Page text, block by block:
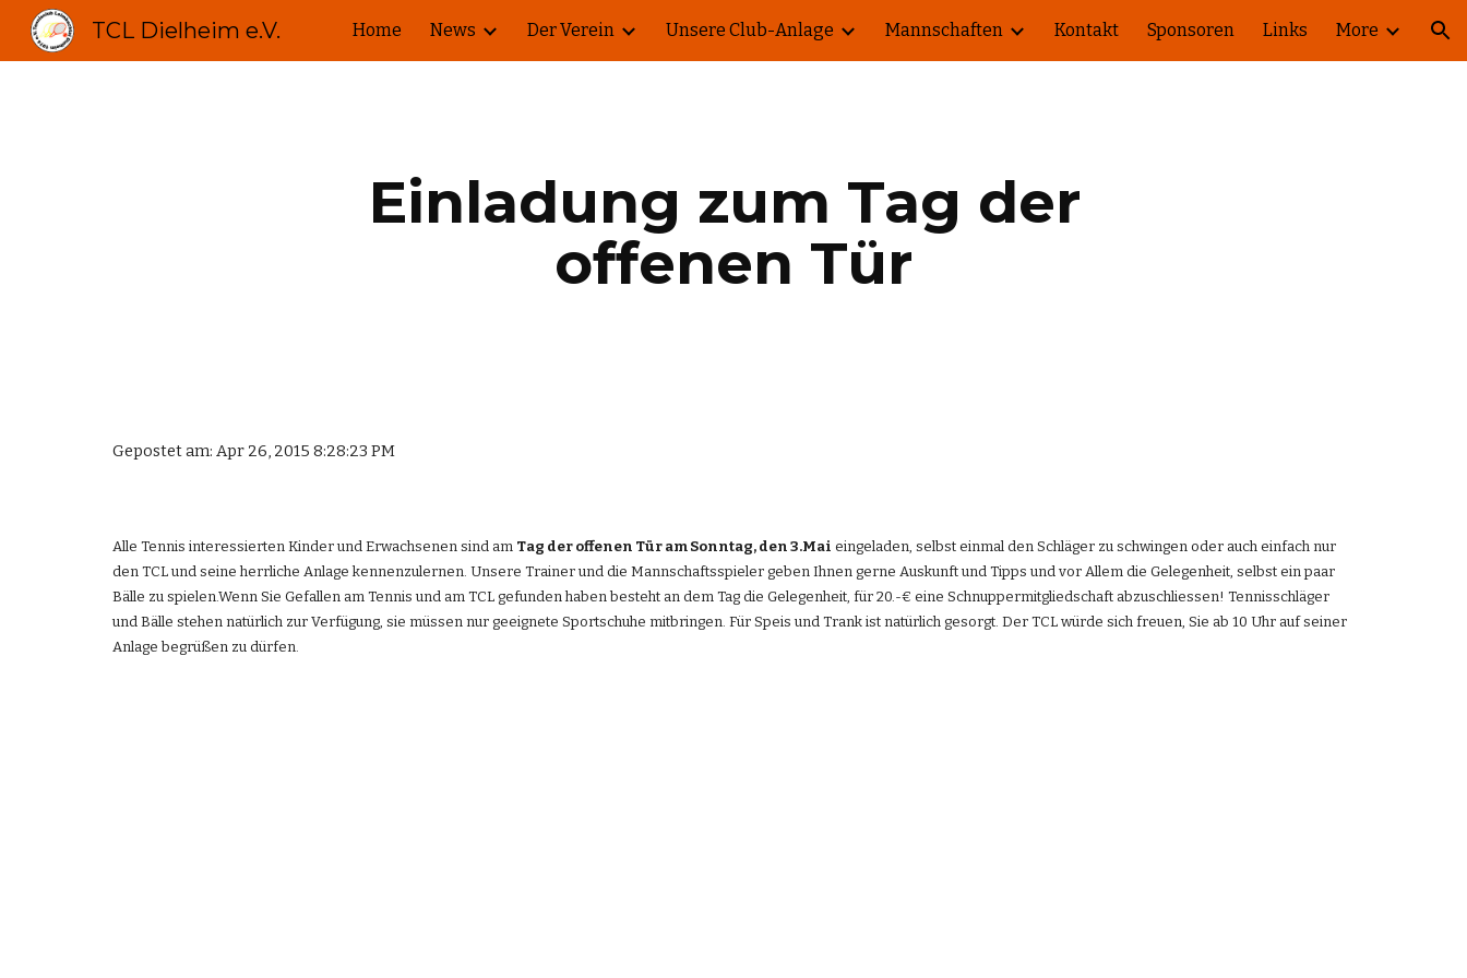
Skip to main content Skip to navigation
TCL Dielheim e.V. Home News Der Verein Unsere Club-Anlage Mannschaften Kontakt Sponsoren Links More
Einladung zum Tag der
offenen Tür
Gepostet am: Apr 26, 2015 8:28:23 PM
Alle Tennis interessierten Kinder und Erwachsenen sind am Tag der offenen Tür am Sonntag, den 3.Mai eingeladen, selbst einmal den Schläger zu schwingen oder auch einfach nur
den TCL und seine herrliche Anlage kennenzulernen. Unsere Trainer und die Mannschaftsspieler geben Ihnen gerne Auskunft und Tipps und vor Allem die Gelegenheit, selbst ein paar
Bälle zu spielen.Wenn Sie Gefallen am Tennis und am TCL gefunden haben besteht an dem Tag die Gelegenheit, für 20.-€ eine Schnuppermitgliedschaft abzuschliessen! Tennisschläger
und Bälle stehen natürlich zur Verfügung, sie müssen nur geeignete Sportschuhe mitbringen. Für Speis und Trank ist natürlich gesorgt. Der TCL würde sich freuen, Sie ab 10 Uhr auf seiner
Anlage begrüßen zu dürfen.